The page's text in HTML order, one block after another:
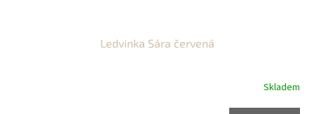
Ledvinka Sára červená
Skladem